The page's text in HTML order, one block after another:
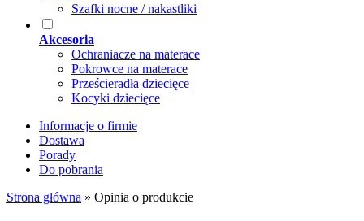
Szafki nocne / nakastliki
Akcesoria
Ochraniacze na materace
Pokrowce na materace
Prześcieradła dziecięce
Kocyki dziecięce
Informacje o firmie
Dostawa
Porady
Do pobrania
Strona główna » Opinia o produkcie